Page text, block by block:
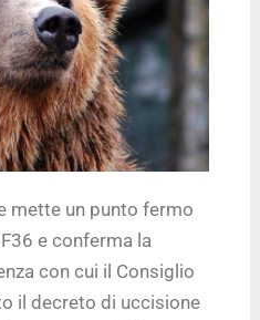
mette un punto fermo
e conferma la
con cui il Consiglio
il decreto di uccisione